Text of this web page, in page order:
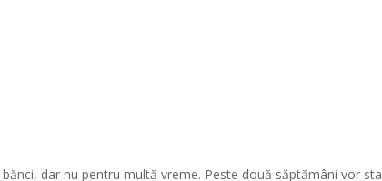
dar nu pentru multă vreme. Peste două săptămâni vor sta